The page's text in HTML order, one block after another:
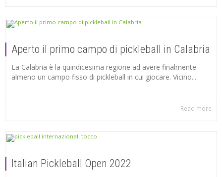
Aperto il primo campo di pickleball in Calabria
La Calabria è la quindicesima regione ad avere finalmente
almeno un campo fisso di pickleball in cui giocare. Vicino...
Read more
Italian Pickleball Open 2022